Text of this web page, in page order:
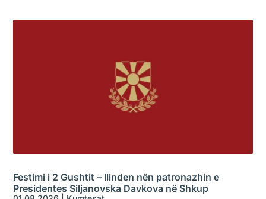
Festimi i 2 Gushtit – Ilinden nën patronazhin e
Presidentes Siljanovska Davkova në Shkup